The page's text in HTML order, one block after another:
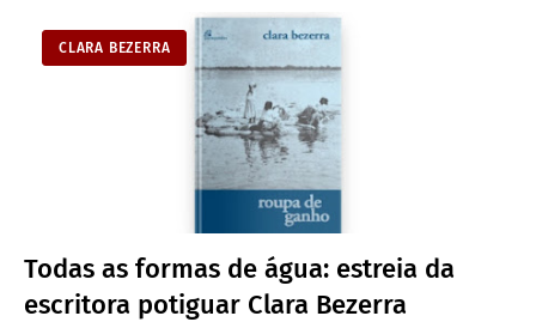
CLARA BEZERRA
Todas as formas de água: estreia da
escritora potiguar Clara Bezerra